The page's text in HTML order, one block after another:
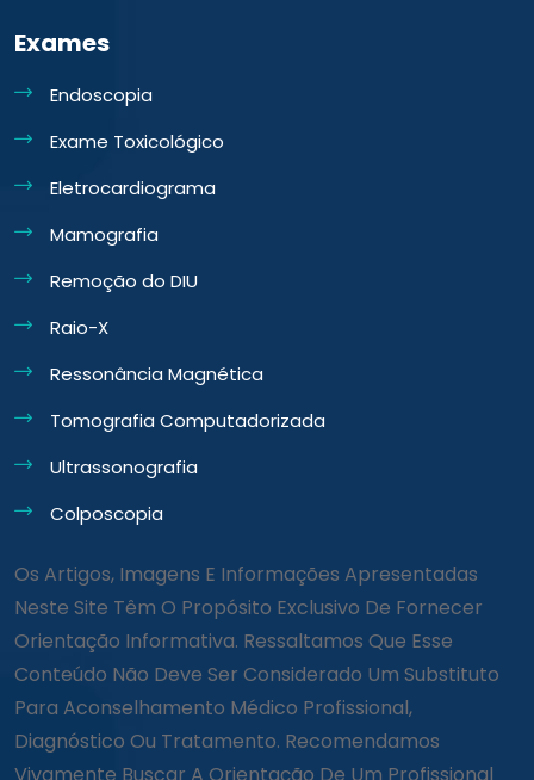
Exames
Endoscopia
Exame Toxicológico
Eletrocardiograma
Mamografia
Remoção do DIU
Raio-X
Ressonância Magnética
Tomografia Computadorizada
Ultrassonografia
Colposcopia
Os Artigos, Imagens E Informações Apresentadas
Neste Site Têm O Propósito Exclusivo De Fornecer
Orientação Informativa. Ressaltamos Que Esse
Conteúdo Não Deve Ser Considerado Um Substituto
Para Aconselhamento Médico Profissional,
Diagnóstico Ou Tratamento. Recomendamos
Vivamente Buscar A Orientação De Um Profissional